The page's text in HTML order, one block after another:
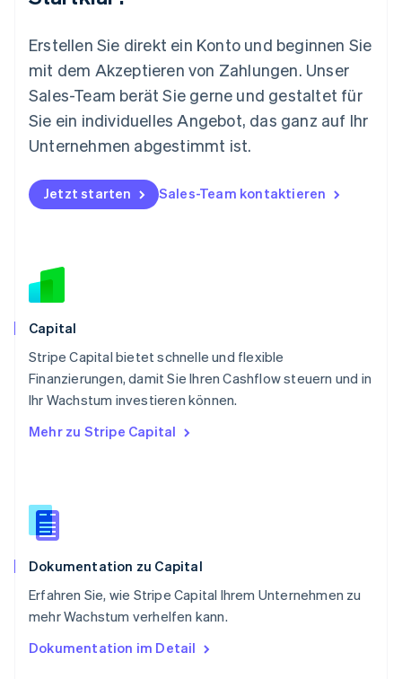
Erstellen Sie direkt ein Konto und beginnen Sie
mit dem Akzeptieren von Zahlungen. Unser
Sales-Team berät Sie gerne und gestaltet für
Sie ein individuelles Angebot, das ganz auf Ihr
Unternehmen abgestimmt ist.
Jetzt starten Sales-Team kontaktieren
Capital
Stripe Capital bietet schnelle und flexible
Finanzierungen, damit Sie Ihren Cashflow steuern und in
Ihr Wachstum investieren können.
Mehr zu Stripe Capital
Dokumentation zu Capital
Erfahren Sie, wie Stripe Capital Ihrem Unternehmen zu
mehr Wachstum verhelfen kann.
Dokumentation im Detail
English
Niederlande
Nederlands English
Norwegen
English
Österreich
Polen
English
Portugal
English
Svenska
Schweiz
Singapur
English简体中文
Slowakei
Slowenien
English
Spanien
Thailand
Tschechische Republik
English
English